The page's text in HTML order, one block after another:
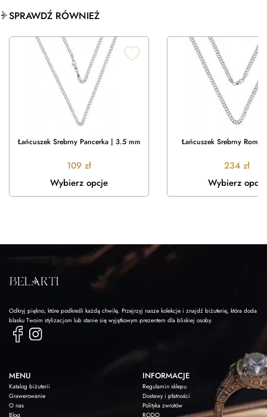
SPRAWDŹ RÓWNIEŻ
Łańcuszek Srebrny Pancerka | 3.5 mm
109 zł
Wybierz opcje
Łańcuszek Srebrny
234 zł
Wybierz opcje
Odkryj piękno, które podkreśli każdą chwilę. Przejrzyj nasze kolekcje i znajdź biżuterię, która doda
blasku Twoim stylizacjom lub stanie się wyjątkowym prezentem dla bliskiej osoby.
MENU
Katalog biżuterii
Grawerowanie
O nas
Blog
INFORMACJE
Regulamin sklepu
Dostawy i płatności
Polityka zwrotów
RODO